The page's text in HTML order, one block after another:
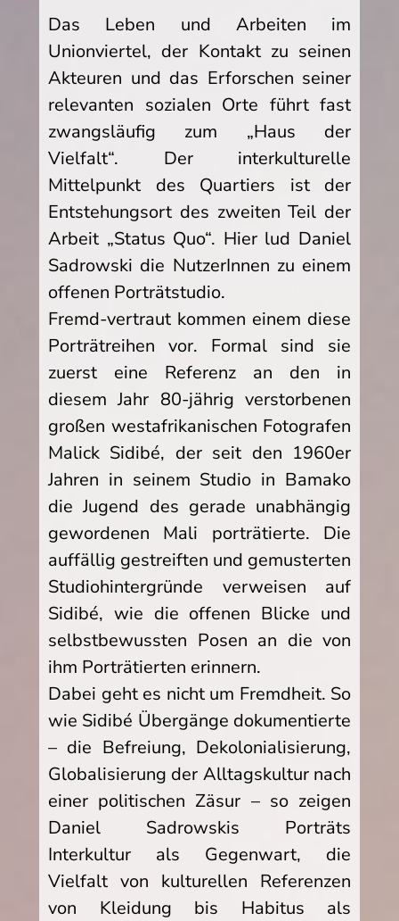
Das Leben und Arbeiten im
Unionviertel, der Kontakt zu seinen
Akteuren und das Erforschen seiner
relevanten sozialen Orte führt fast
zwangsläufig zum „Haus der
Vielfalt“. Der interkulturelle
Mittelpunkt des Quartiers ist der
Entstehungsort des zweiten Teil der
Arbeit „Status Quo“. Hier lud Daniel
Sadrowski die NutzerInnen zu einem
offenen Porträtstudio.
Fremd-vertraut kommen einem diese
Porträtreihen vor. Formal sind sie
zuerst eine Referenz an den in
diesem Jahr 80-jährig verstorbenen
großen westafrikanischen Fotografen
Malick Sidibé, der seit den 1960er
Jahren in seinem Studio in Bamako
die Jugend des gerade unabhängig
gewordenen Mali porträtierte. Die
auffällig gestreiften und gemusterten
Studiohintergründe verweisen auf
Sidibé, wie die offenen Blicke und
selbstbewussten Posen an die von
ihm Porträtierten erinnern.
Dabei geht es nicht um Fremdheit. So
wie Sidibé Übergänge dokumentierte
– die Befreiung, Dekolonialisierung,
Globalisierung der Alltagskultur nach
einer politischen Zäsur – so zeigen
Daniel Sadrowskis Porträts
Interkultur als Gegenwart, die
Vielfalt von kulturellen Referenzen
von Kleidung bis Habitus als